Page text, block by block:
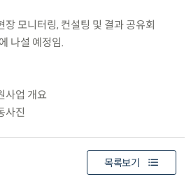
모니터링, 컨설팅 및 결과 공유회
나설 예정임.
사업 개요
사진
목록보기